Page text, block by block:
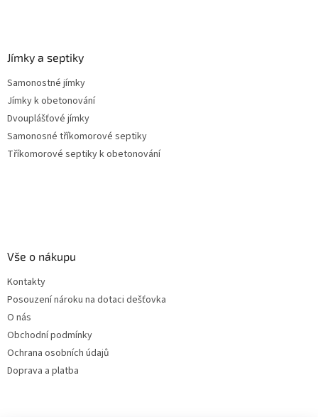
Jímky a septiky
Samonostné jímky
Jímky k obetonování
Dvouplášťové jímky
Samonosné tříkomorové septiky
Tříkomorové septiky k obetonování
Vše o nákupu
Kontakty
Posouzení nároku na dotaci dešťovka
O nás
Obchodní podmínky
Ochrana osobních údajů
Doprava a platba